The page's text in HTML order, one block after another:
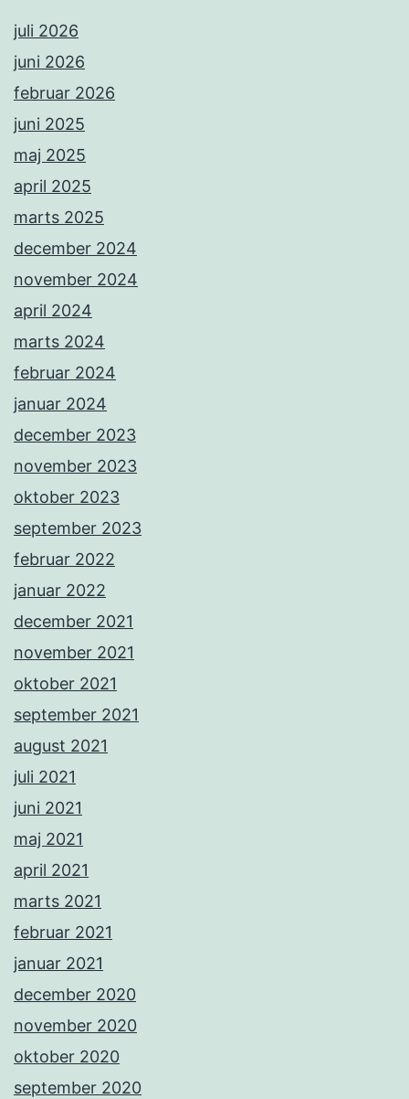
juli 2026
juni 2026
februar 2026
juni 2025
maj 2025
april 2025
marts 2025
december 2024
november 2024
april 2024
marts 2024
februar 2024
januar 2024
december 2023
november 2023
oktober 2023
september 2023
februar 2022
januar 2022
december 2021
november 2021
oktober 2021
september 2021
august 2021
juli 2021
juni 2021
maj 2021
april 2021
marts 2021
februar 2021
januar 2021
december 2020
november 2020
oktober 2020
september 2020